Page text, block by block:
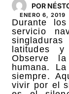
POR
ENERO 6, 2019
Durante
servicio
latitudes y
Observe
humana.
siempre.
vivir por el